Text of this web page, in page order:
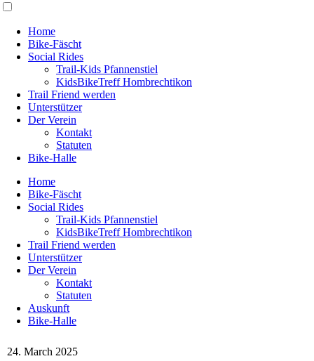
Home
Bike-Fäscht
Social Rides
Trail-Kids Pfannenstiel
KidsBikeTreff Hombrechtikon
Trail Friend werden
Unterstützer
Der Verein
Kontakt
Statuten
Bike-Halle
Home
Bike-Fäscht
Social Rides
Trail-Kids Pfannenstiel
KidsBikeTreff Hombrechtikon
Trail Friend werden
Unterstützer
Der Verein
Kontakt
Statuten
Auskunft
Bike-Halle
24. March 2025